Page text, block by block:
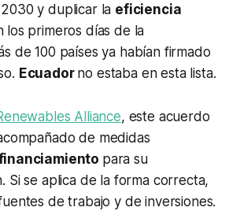
y duplicar la eficiencia
los primeros días de la
de 100 países ya habían firmado
Ecuador no estaba en esta lista.
Alliance, este acuerdo
de medidas
para su
Si se aplica de la forma correcta,
de trabajo y de inversiones.